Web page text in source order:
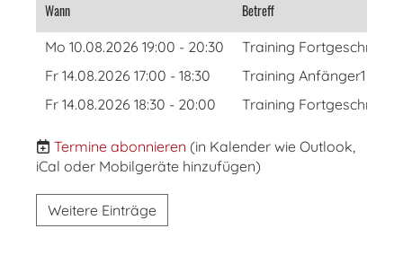
Wann Betreff
Mo 10.08.2026 19:00 - 20:30
Training
Fr 14.08.2026 17:00 - 18:30
Training Anfänger1
Fr 14.08.2026 18:30 - 20:00
Training
Termine abonnieren (in Kalender wie Outlook,
iCal oder Mobilgeräte hinzufügen)
Weitere Einträge